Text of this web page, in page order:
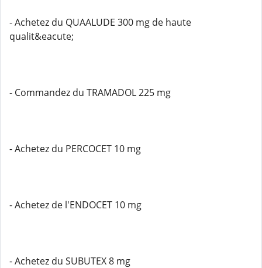
- Achetez du QUAALUDE 300 mg de haute
qualit&eacute;
- Commandez du TRAMADOL 225 mg
- Achetez du PERCOCET 10 mg
- Achetez de l'ENDOCET 10 mg
- Achetez du SUBUTEX 8 mg